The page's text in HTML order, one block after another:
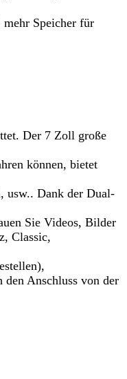
Speicher für
Der 7 Zoll große
können, bietet
usw.. Dank der Dual-
Sie Videos, Bilder
Classic,
Anschluss von der